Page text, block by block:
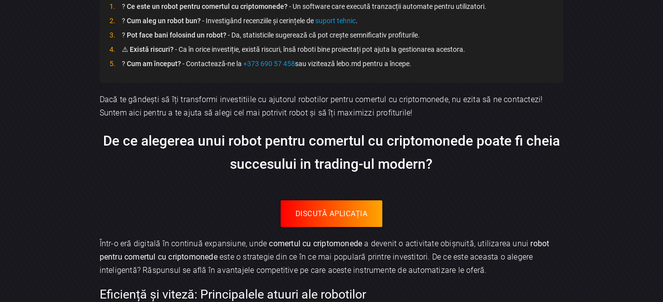
? Ce este un robot pentru comertul cu criptomonede?- Un software care execută tranzacții automate pentru utilizatori.
? Cum aleg un robot bun?- Investigând recenziile și cerințele desuport tehnic.
? Pot face bani folosind un robot?- Da, statisticile sugerează că pot crește semnificativ profiturile.
⚠️ Există riscuri?- Ca în orice investiție, există riscuri, însă roboti bine proiectați pot ajuta la gestionarea acestora.
? Cum am început?- Contactează-ne la +373 690 57 458sau vizitează lebo.md pentru a începe.
Dacă te gândești să îți transformi investitiile cu ajutorul robotilor pentru comertul cu criptomonede, nu ezita să ne contactezi!
Suntem aici pentru a te ajuta să alegi cel mai potrivit robot și să îți maximizzi profiturile!
De ce alegerea unui robot pentru comertul cu criptomonede poate fi cheia
succesului in trading-ul modern?
DISCUTĂ APLICAȚIA
Într-o eră digitală în continuă expansiune, undecomertul cu criptomonede a devenit o activitate obișnuită, utilizarea unui robot
pentru comertul cu criptomonedeeste o strategie din ce în ce mai populară printre investitori. De ce este aceasta o alegere
inteligentă? Răspunsul se află în avantajele competitive pe care aceste instrumente de automatizare le oferă.
Eficiență și viteză: Principalele atuuri ale robotilor